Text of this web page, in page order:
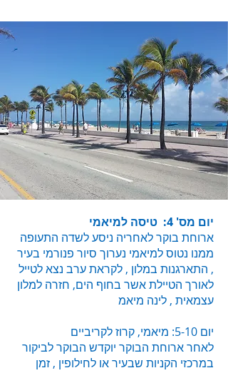
יום מס' 4: טיסה למיאמי
ארוחת בוקר לאחריה ניסע לשדה התעופה
ממנו נטוס למיאמי נערוך סיור פנורמי בעיר
, התארגנות במלון , לקראת ערב נצא לטייל
לאורך הטיילת אשר בחוף הים, חזרה למלון
עצמאית , לינה מיאמ
יום 5-10: מיאמי, קרוז לקריביים
לאחר ארוחת הבוקר יוקדש הבוקר לביקור
במרכזי הקניות שבעיר או לחילופין , זמן